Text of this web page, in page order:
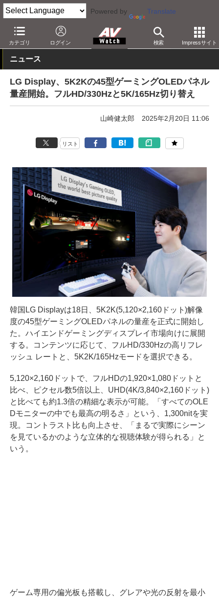
Powered by Translate
カテゴリ ログイン 検索 Impressサイト
AV Watch 動向 技術・デバイス ディスプレイ
ニュース
LG Display、5K2Kの45型ゲーミングOLEDパネル
量産開始。フルHD/330Hzと5K/165Hz切り替え
山崎健太郎 2025年2月20日 11:06
リスト
韓国LG Displayは18日、5K2K(5,120×2,160ドット)解像
度の45型ゲーミングOLEDパネルの量産を正式に開始し
た。ハイエンドゲーミングディスプレイ市場向けに展開
する。コンテンツに応じて、フルHD/330Hzの高リフレ
ッシュ レートと、5K2K/165Hzモードを選択できる。
5,120×2,160ドットで、フルHDの1,920×1,080ドットと
比べ、ピクセル数5倍以上、UHD(4K/3,840×2,160ドット)
と比べても約1.3倍の精細な表示が可能。「すべてのOLE
Dモニターの中でも最高の明るさ」という、1,300nitを実
現。コントラスト比も向上させ、「まるで実際にシーン
を見ているかのような立体的な視聴体験が得られる」と
いう。
ゲーム専用の偏光板も搭載し、グレアや光の反射を最小